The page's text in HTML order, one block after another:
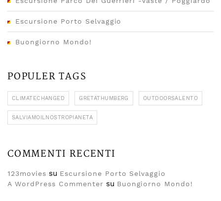
Escursione Porto Selvaggio
Buongiorno Mondo!
POPULER TAGS
CLIMATECHANGED GRETATHUMBERG OUTDOORSALENTO
SALVIAMOILNOSTROPIANETA
COMMENTI RECENTI
123movies su Escursione Porto Selvaggio
A WordPress Commenter su Buongiorno Mondo!